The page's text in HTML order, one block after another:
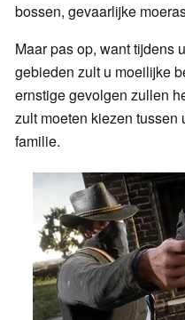
bossen, gevaarlijke
Maar pas op, want tijdens
gebieden zult u moeilijke
ernstige gevolgen zullen
zult moeten kiezen
familie.